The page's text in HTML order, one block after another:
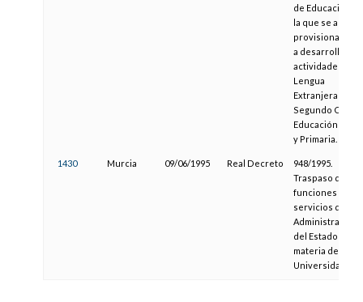
de Educación,
la que se
a desarrollar
actividades en
Lengua
Extranjera en el
Segundo Ciclo
Educación
y Primaria.
1430 Murcia 09/06/1995 Real Decreto
948/1995.
Traspaso de
funciones y
servicios de la
Administración
del Estado en
materia de
Universidades.